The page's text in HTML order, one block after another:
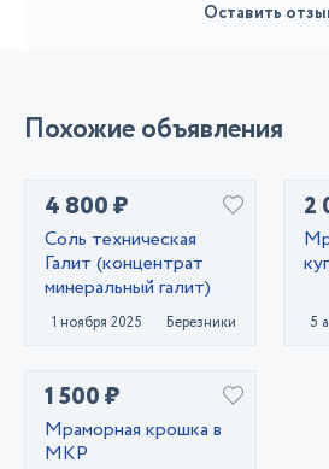
Оставить
Похожие объявления
4 800 ₽
Соль техническая
Галит (концентрат
минеральный галит)
1 ноября 2025 Березники
2
5
1 500 ₽
Мраморная крошка в
МКР